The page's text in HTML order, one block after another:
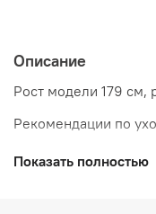
Описание
Рост модели 179 см,
Рекомендации по
Стирка 30°C
Показать полностью